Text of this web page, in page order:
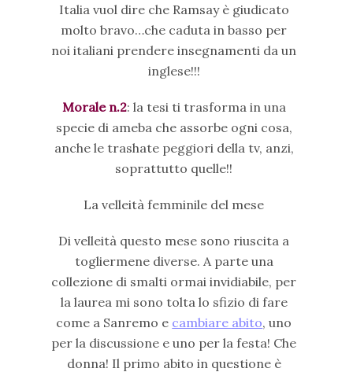
Italia vuol dire che Ramsay è giudicato
molto bravo…che caduta in basso per
noi italiani prendere insegnamenti da un
inglese!!!
Morale n.2: la tesi ti trasforma in una
specie di ameba che assorbe ogni cosa,
anche le trashate peggiori della tv, anzi,
soprattutto quelle!!
La velleità femminile del mese
Di velleità questo mese sono riuscita a
togliermene diverse. A parte una
collezione di smalti ormai invidiabile, per
la laurea mi sono tolta lo sfizio di fare
come a Sanremo e cambiare abito, uno
per la discussione e uno per la festa! Che
donna! Il primo abito in questione è